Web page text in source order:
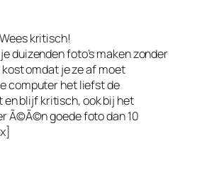
kritisch!
duizenden foto’s maken zonder
omdat je ze af moet
computer het liefst de
en blijf kritisch, ook bij het
Ã©Ã©n goede foto dan 10